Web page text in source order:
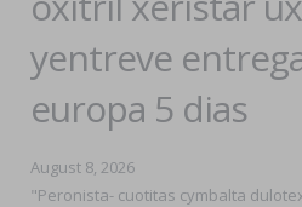
yentreve
europa 5 dias
August 8, 2026
"Peronista- cuotitas cymbalta